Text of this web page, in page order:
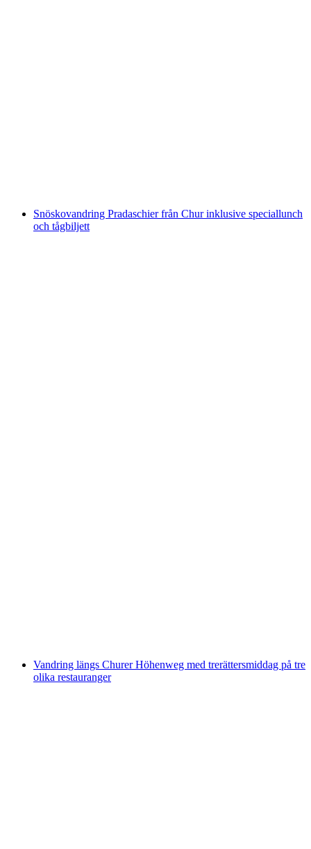
Snöskovandring Pradaschier från Chur inklusive speciallunch
och tågbiljett
Vandring längs Churer Höhenweg med trerättersmiddag på tre
olika restauranger